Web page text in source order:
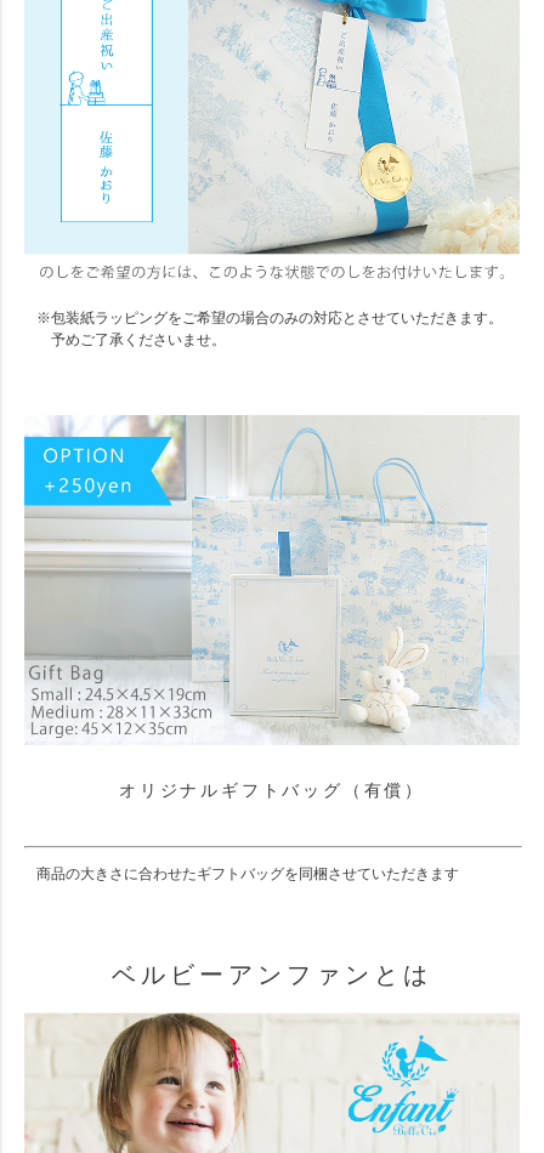
※包装紙ラッピングをご希望の場合のみの対応とさせていただきます。
予めご了承くださいませ。
オリジナルギフトバッグ（有償）
商品の大きさに合わせたギフトバッグを同梱させていただきます
ベルビーアンファンとは